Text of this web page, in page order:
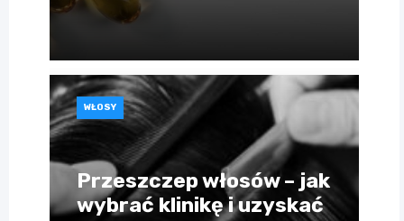
WŁOSY
Przeszczep włosów – jak
wybrać klinikę i uzyskać